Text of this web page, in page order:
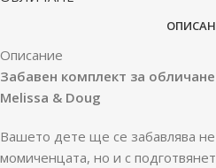
Описание
Забавен комплект за
Melissa & Doug
Вашето дете ще се забавлява
момиченцата, но и с